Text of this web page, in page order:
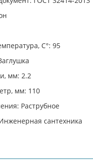
C°: 95
мм: 2.2
мм: 110
Раструбное
сантехника